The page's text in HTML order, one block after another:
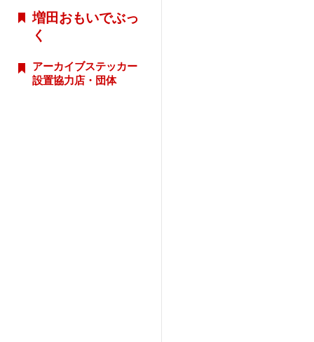
増田おもいでぶっ
く
アーカイブステッカー
設置協力店・団体